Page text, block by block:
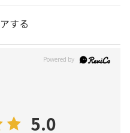
する
5.0